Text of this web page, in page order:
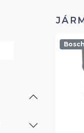
Bosch